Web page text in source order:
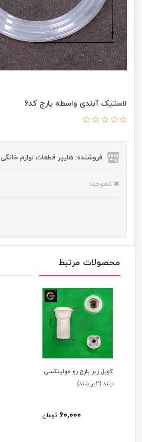
لاستیک آبندی واسطه پارچ کد6
فروشنده: هایپر قطعات لوازم خانگی
ناموجود
محصولات مرتبط
کوپل زیر پارچ رو مولینکسی
بلند (2پر بلند)
60,000 تومان